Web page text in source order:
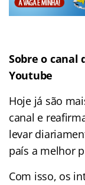
Sobre o canal
Youtube
Hoje já são
canal e
levar
país a melhor
Com isso, os